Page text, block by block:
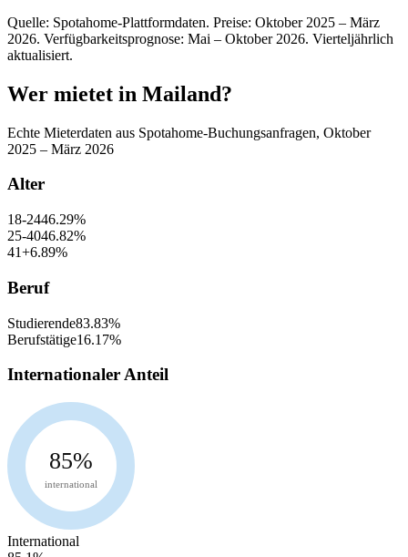
Quelle: Spotahome-Plattformdaten. Preise: Oktober 2025 – März
2026. Verfügbarkeitsprognose: Mai – Oktober 2026. Vierteljährlich
aktualisiert.
Wer mietet in Mailand?
Echte Mieterdaten aus Spotahome-Buchungsanfragen, Oktober
2025 – März 2026
Alter
18-2446.29%
25-4046.82%
41+6.89%
Beruf
Studierende83.83%
Berufstätige16.17%
Internationaler Anteil
85%
international
International